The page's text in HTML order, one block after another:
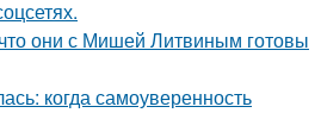
они с Мишей Литвиным готовы
когда самоуверенность